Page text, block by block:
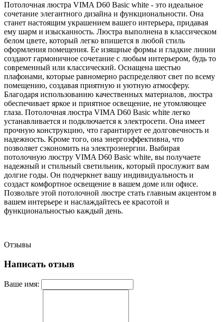
Потолочная люстра VIMA D60 Basic white - это идеальное
сочетание элегантного дизайна и функциональности. Она
станет настоящим украшением вашего интерьера, придавая
ему шарм и изысканность. Люстра выполнена в классическом
белом цвете, который легко впишется в любой стиль
оформления помещения. Ее изящные формы и гладкие линии
создают гармоничное сочетание с любым интерьером, будь то
современный или классический. Оснащена шестью
плафонами, которые равномерно распределяют свет по всему
помещению, создавая приятную и уютную атмосферу.
Благодаря использованию качественных материалов, люстра
обеспечивает яркое и приятное освещение, не утомляющее
глаза. Потолочная люстра VIMA D60 Basic white легко
устанавливается и подключается к электросети. Она имеет
прочную конструкцию, что гарантирует ее долговечность и
надежность. Кроме того, она энергоэффективна, что
позволяет сэкономить на электроэнергии. Выбирая
потолочную люстру VIMA D60 Basic white, вы получаете
надежный и стильный светильник, который прослужит вам
долгие годы. Он подчеркнет вашу индивидуальность и
создаст комфортное освещение в вашем доме или офисе.
Позвольте этой потолочной люстре стать главным акцентом в
вашем интерьере и наслаждайтесь ее красотой и
функциональностью каждый день.
Отзывы
Написать отзыв
Ваше имя: